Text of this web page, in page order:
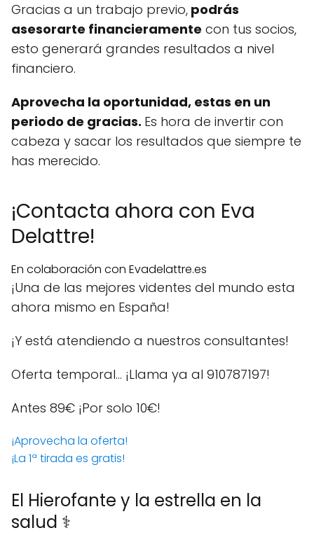
Gracias a un trabajo previo, podrás
asesorarte financieramente con tus socios,
esto generará grandes resultados a nivel
financiero.
Aprovecha la oportunidad, estas en un
periodo de gracias. Es hora de invertir con
cabeza y sacar los resultados que siempre te
has merecido.
¡Contacta ahora con Eva
Delattre!
En colaboración con Evadelattre.es
¡Una de las mejores videntes del mundo esta
ahora mismo en España!
¡Y está atendiendo a nuestros consultantes!
Oferta temporal… ¡Llama ya al 910787197!
Antes 89€ ¡Por solo 10€!
¡Aprovecha la oferta!
¡La 1ª tirada es gratis!
El Hierofante y la estrella en la
salud ⚕️